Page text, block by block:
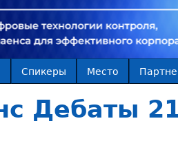
Спикеры Место
Дебаты